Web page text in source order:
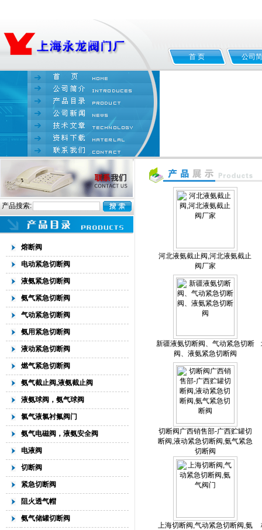
首 页 公司
产品搜索:
熔断阀
电动紧急切断阀
液氨紧急切断阀
氨气紧急切断阀
气动紧急切断阀
氨用紧急切断阀
液动紧急切断阀
燃气紧急切断阀
氨气截止阀,液氨截止阀
液氨球阀，氨气球阀
氯气液氯衬氟阀门
氨气电磁阀，液氨安全阀
电液阀
切断阀
紧急切断阀
阻火透气帽
氨气储罐切断阀
河北液氨截止阀,河北液氨截止
阀厂家
新疆液氨切断阀、气动紧急切断
阀、液氨紧急切断阀
切断阀广西销售部-广西贮罐切
断阀,液动紧急切断阀,氨气紧急
切断阀
上海切断阀,气动紧急切断阀,氨